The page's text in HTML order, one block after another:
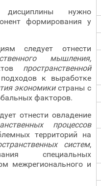
дисциплины нужно
формирования у
следует отнести
мышления,
пространственной
к выработке
экономикистраны с
факторов.
отнести овладение
процессов
территорий на
систем,
специальных
межрегионального и